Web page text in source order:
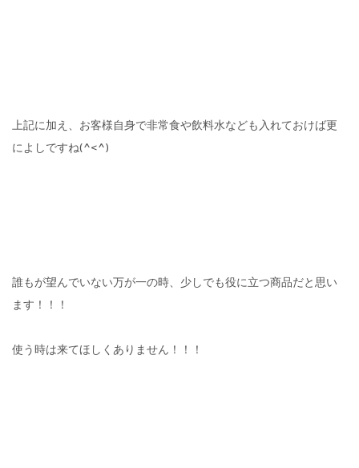
上記に加え、お客様自身で非常食や飲料水なども入れておけば更
によしですね(^<^)
誰もが望んでいない万が一の時、少しでも役に立つ商品だと思い
ます！！！
使う時は来てほしくありません！！！